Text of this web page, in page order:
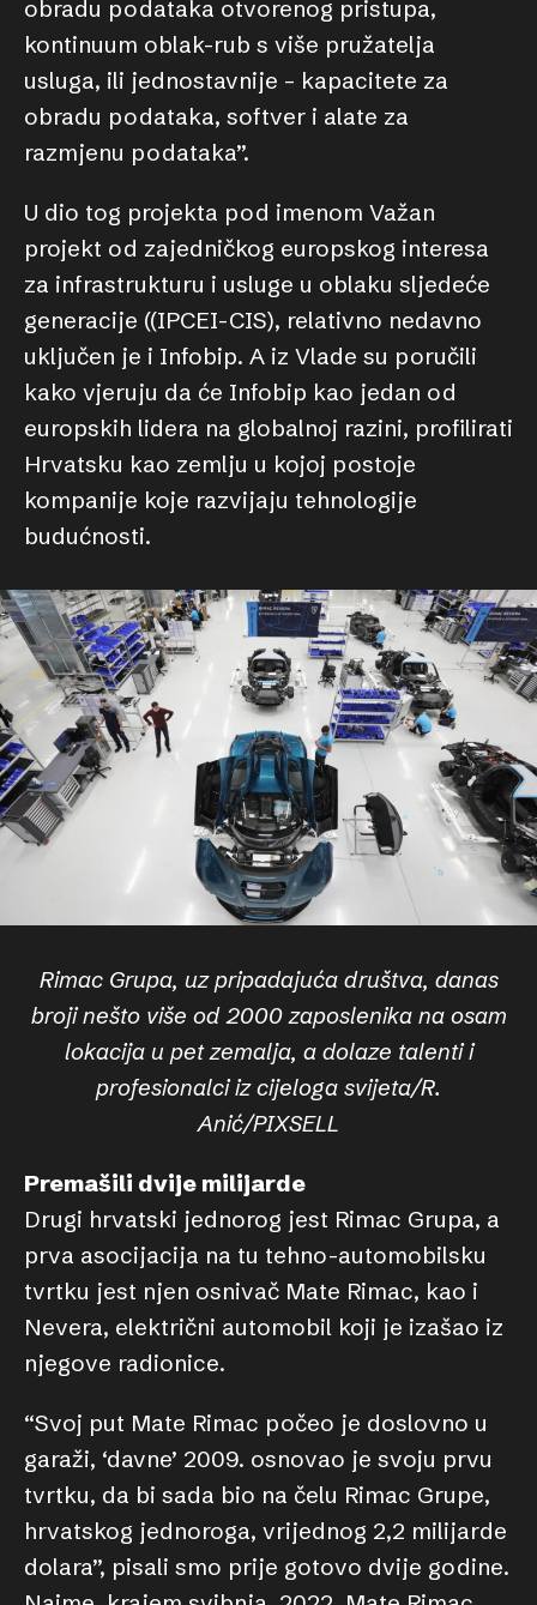
obradu podataka otvorenog pristupa,
kontinuum oblak-rub s više pružatelja
usluga, ili jednostavnije – kapacitete za
obradu podataka, softver i alate za
razmjenu podataka”.
U dio tog projekta pod imenom Važan
projekt od zajedničkog europskog interesa
za infrastrukturu i usluge u oblaku sljedeće
generacije ((IPCEI-CIS), relativno nedavno
uključen je i Infobip. A iz Vlade su poručili
kako vjeruju da će Infobip kao jedan od
europskih lidera na globalnoj razini, profilirati
Hrvatsku kao zemlju u kojoj postoje
kompanije koje razvijaju tehnologije
budućnosti.
Rimac Grupa, uz pripadajuća društva, danas
broji nešto više od 2000 zaposlenika na osam
lokacija u pet zemalja, a dolaze talenti i
profesionalci iz cijeloga svijeta/R.
Anić/PIXSELL
Premašili dvije milijarde
Drugi hrvatski jednorog jest Rimac Grupa, a
prva asocijacija na tu tehno-automobilsku
tvrtku jest njen osnivač Mate Rimac, kao i
Nevera, električni automobil koji je izašao iz
njegove radionice.
“Svoj put Mate Rimac počeo je doslovno u
garaži, ‘davne’ 2009. osnovao je svoju prvu
tvrtku, da bi sada bio na čelu Rimac Grupe,
hrvatskog jednoroga, vrijednog 2,2 milijarde
dolara”, pisali smo prije gotovo dvije godine.